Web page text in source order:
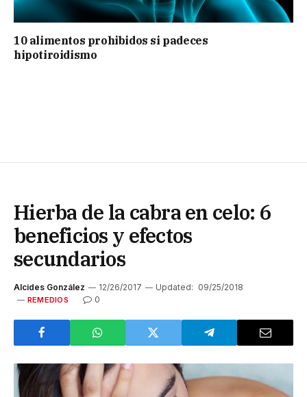
10 alimentos prohibidos si padeces
hipotiroidismo
Hierba de la cabra en celo: 6
beneficios y efectos
secundarios
Alcides González 12/26/2017 Updated: 09/25/2018
REMEDIOS 0